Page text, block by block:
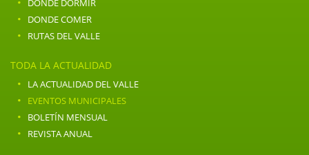
DONDE DORMIR
· DONDE COMER
· RUTAS DEL VALLE
TODA LA ACTUALIDAD
· LA ACTUALIDAD DEL VALLE
· EVENTOS MUNICIPALES
· BOLETÍN MENSUAL
· REVISTA ANUAL